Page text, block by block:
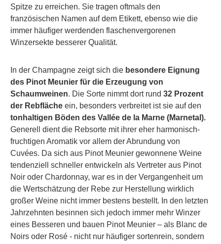
Spitze zu erreichen. Sie tragen oftmals den
französischen Namen auf dem Etikett, ebenso wie die
immer häufiger werdenden flaschenvergorenen
Winzersekte besserer Qualität.
In der Champagne zeigt sich die besondere Eignung
des Pinot Meunier für die Erzeugung von
Schaumweinen. Die Sorte nimmt dort rund 32 Prozent
der Rebfläche ein, besonders verbreitet ist sie auf den
tonhaltigen Böden des Vallée de la Marne (Marnetal).
Generell dient die Rebsorte mit ihrer eher harmonisch-
fruchtigen Aromatik vor allem der Abrundung von
Cuvées. Da sich aus Pinot Meunier gewonnene Weine
tendenziell schneller entwickeln als Vertreter aus Pinot
Noir oder Chardonnay, war es in der Vergangenheit um
die Wertschätzung der Rebe zur Herstellung wirklich
großer Weine nicht immer bestens bestellt. In den letzten
Jahrzehnten besinnen sich jedoch immer mehr Winzer
eines Besseren und bauen Pinot Meunier – als Blanc de
Noirs oder Rosé - nicht nur häufiger sortenrein, sondern